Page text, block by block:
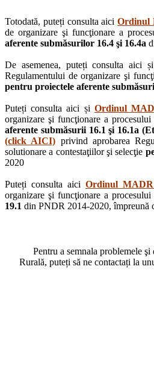
Totodată, puteți consulta aiciOrdinul
de organizare şi funcţionare a
aferente submăsurilor 16.4 şi 16.4a
De asemenea, puteți consulta aici și
Regulamentului de organizare şi
pentru proiectele aferente
Puteți consulta aici și Ordinul
organizare şi funcţionare a
aferente submăsurii 16.1 şi 16.1a
(click AICI) privind aprobarea
solutionare a contestaţiilor şi selecţie
2020
Puteți consulta aici Ordinul
organizare şi funcţionare a
19.1 din PNDR 2014-2020, împreună
Pentru a semnala problemele
Rurală, puteți să ne contactați la